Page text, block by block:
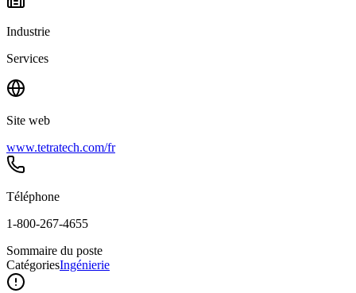
Industrie
Services
Site web
www.tetratech.com/fr
Téléphone
1-800-267-4655
Sommaire du poste
CatégoriesIngénierie